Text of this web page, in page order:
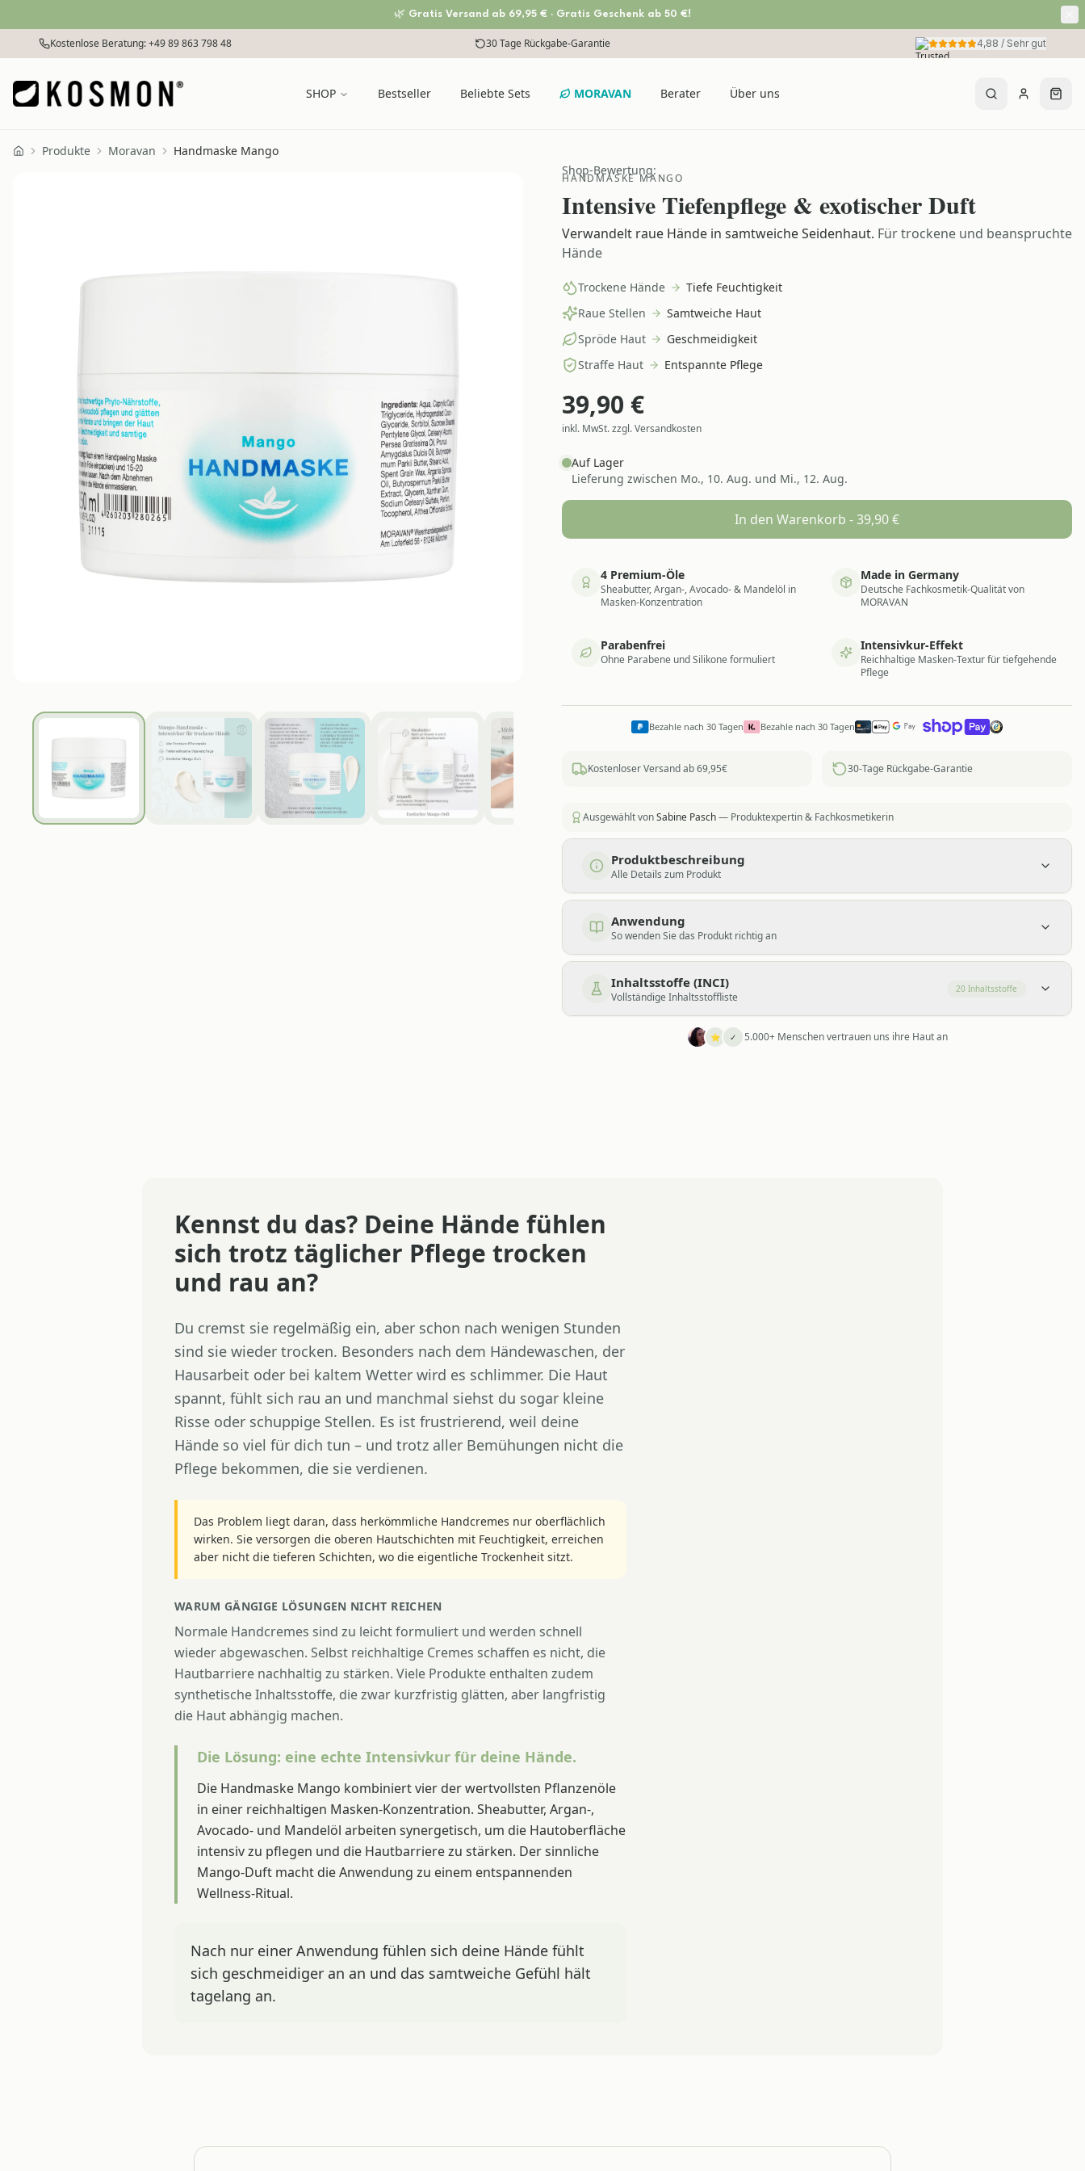
🌿 Gratis Versand ab 69,95 € · Gratis Geschenk ab 50 €!
Zum Inhalt springen
Kostenlose Beratung: +49 89 863 798 48
Versandkostenfrei ab 69,95 €
30 Tage Rückgabe-Garantie
4,88 / Sehr gut
SHOP Bestseller Beliebte Sets MORAVAN Berater Über uns
HomeProdukte Moravan
Handmaske Mango
Shop-Bewertung:
HANDMASKE MANGO
Intensive Tiefenpflege & exotischer Duft
Verwandelt raue Hände in samtweiche Seidenhaut. Für trockene und beanspruchte
Hände
Trockene Hände
Tiefe Feuchtigkeit
Raue Stellen
Samtweiche Haut
Spröde Haut
Geschmeidigkeit
Straffe Haut
Entspannte Pflege
39,90 €
inkl. MwSt. zzgl. Versandkosten
Auf Lager
Lieferung zwischen Mo., 10. Aug. und Mi., 12. Aug.
In den Warenkorb -39,90€
4 Premium-Öle
Sheabutter, Argan-, Avocado- & Mandelöl in
Masken-Konzentration
Made in Germany
Deutsche Fachkosmetik-Qualität von
MORAVAN
Parabenfrei
Ohne Parabene und Silikone formuliert
Intensivkur-Effekt
Reichhaltige Masken-Textur für tiefgehende
Pflege
Bezahle nach 30 Tagen Bezahle nach 30 Tagen
Kostenloser Versand ab 69,95€ 30-Tage Rückgabe-Garantie
Ausgewählt vonSabine Pasch— Produktexpertin & Fachkosmetikerin
Produktbeschreibung
Alle Details zum Produkt
Anwendung
So wenden Sie das Produkt richtig an
Inhaltsstoffe (INCI)
Vollständige Inhaltsstoffliste
20 Inhaltsstoffe
⭐ ✓ 5.000+ Menschen vertrauen uns ihre Haut an
Kennst du das? Deine Hände fühlen
sich trotz täglicher Pflege trocken
und rau an?
Du cremst sie regelmäßig ein, aber schon nach wenigen Stunden
sind sie wieder trocken. Besonders nach dem Händewaschen, der
Hausarbeit oder bei kaltem Wetter wird es schlimmer. Die Haut
spannt, fühlt sich rau an und manchmal siehst du sogar kleine
Risse oder schuppige Stellen. Es ist frustrierend, weil deine
Hände so viel für dich tun – und trotz aller Bemühungen nicht die
Pflege bekommen, die sie verdienen.
Das Problem liegt daran, dass herkömmliche Handcremes nur oberflächlich
wirken. Sie versorgen die oberen Hautschichten mit Feuchtigkeit, erreichen
aber nicht die tieferen Schichten, wo die eigentliche Trockenheit sitzt.
WARUM GÄNGIGE LÖSUNGEN NICHT REICHEN
Normale Handcremes sind zu leicht formuliert und werden schnell
wieder abgewaschen. Selbst reichhaltige Cremes schaffen es nicht, die
Hautbarriere nachhaltig zu stärken. Viele Produkte enthalten zudem
synthetische Inhaltsstoffe, die zwar kurzfristig glätten, aber langfristig
die Haut abhängig machen.
Die Lösung: eine echte Intensivkur für deine Hände.
Die Handmaske Mango kombiniert vier der wertvollsten Pflanzenöle
in einer reichhaltigen Masken-Konzentration. Sheabutter, Argan-,
Avocado- und Mandelöl arbeiten synergetisch, um die Hautoberfläche
intensiv zu pflegen und die Hautbarriere zu stärken. Der sinnliche
Mango-Duft macht die Anwendung zu einem entspannenden
Wellness-Ritual.
Nach nur einer Anwendung fühlen sich deine Hände fühlt
sich geschmeidiger an an und das samtweiche Gefühl hält
tagelang an.